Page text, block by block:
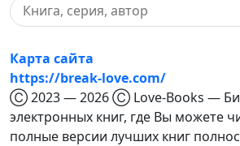
Карта сайта
https://break-love.com/
Ⓒ 2023 — 2026 Ⓒ Love-Books —
электронных книг, где Вы можете
полные версии лучших книг